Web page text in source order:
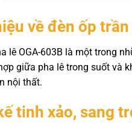
về đèn ốp
lê OGA-603B là một trong
giữa pha lê trong suốt và
nội thất.
tinh xảo, sang